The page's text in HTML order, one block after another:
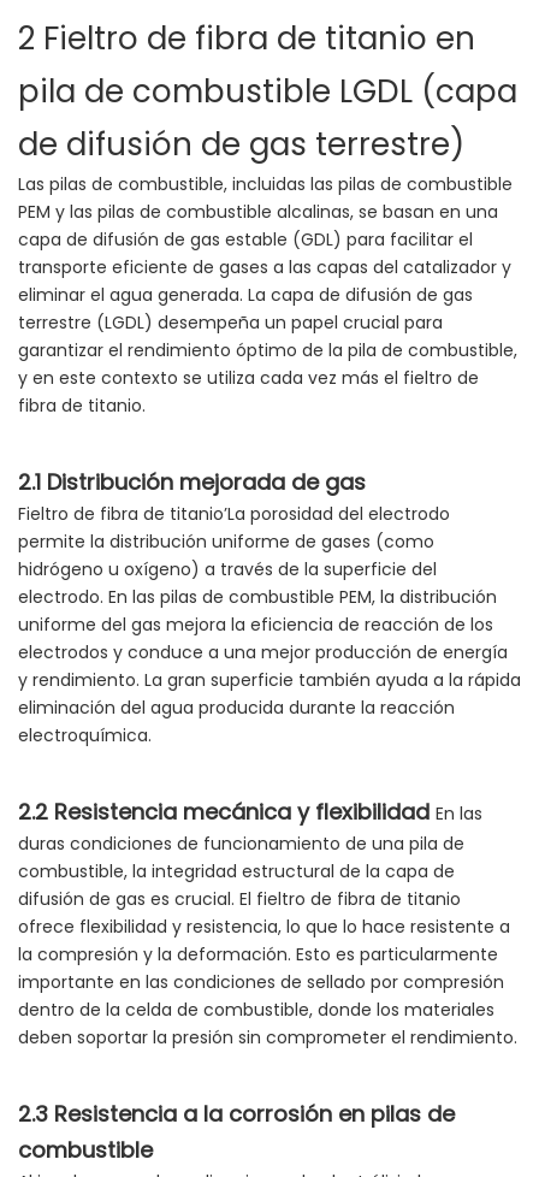
2 Fieltro de fibra de titanio en
pila de combustible LGDL (capa
de difusión de gas terrestre)
Las pilas de combustible, incluidas las pilas de combustible
PEM y las pilas de combustible alcalinas, se basan en una
capa de difusión de gas estable (GDL) para facilitar el
transporte eficiente de gases a las capas del catalizador y
eliminar el agua generada. La capa de difusión de gas
terrestre (LGDL) desempeña un papel crucial para
garantizar el rendimiento óptimo de la pila de combustible,
y en este contexto se utiliza cada vez más el fieltro de
fibra de titanio.
2.1 Distribución mejorada de gas
Fieltro de fibra de titanio’La porosidad del electrodo
permite la distribución uniforme de gases (como
hidrógeno u oxígeno) a través de la superficie del
electrodo. En las pilas de combustible PEM, la distribución
uniforme del gas mejora la eficiencia de reacción de los
electrodos y conduce a una mejor producción de energía
y rendimiento. La gran superficie también ayuda a la rápida
eliminación del agua producida durante la reacción
electroquímica.
2.2 Resistencia mecánica y flexibilidad En las
duras condiciones de funcionamiento de una pila de
combustible, la integridad estructural de la capa de
difusión de gas es crucial. El fieltro de fibra de titanio
ofrece flexibilidad y resistencia, lo que lo hace resistente a
la compresión y la deformación. Esto es particularmente
importante en las condiciones de sellado por compresión
dentro de la celda de combustible, donde los materiales
deben soportar la presión sin comprometer el rendimiento.
2.3 Resistencia a la corrosión en pilas de
combustible